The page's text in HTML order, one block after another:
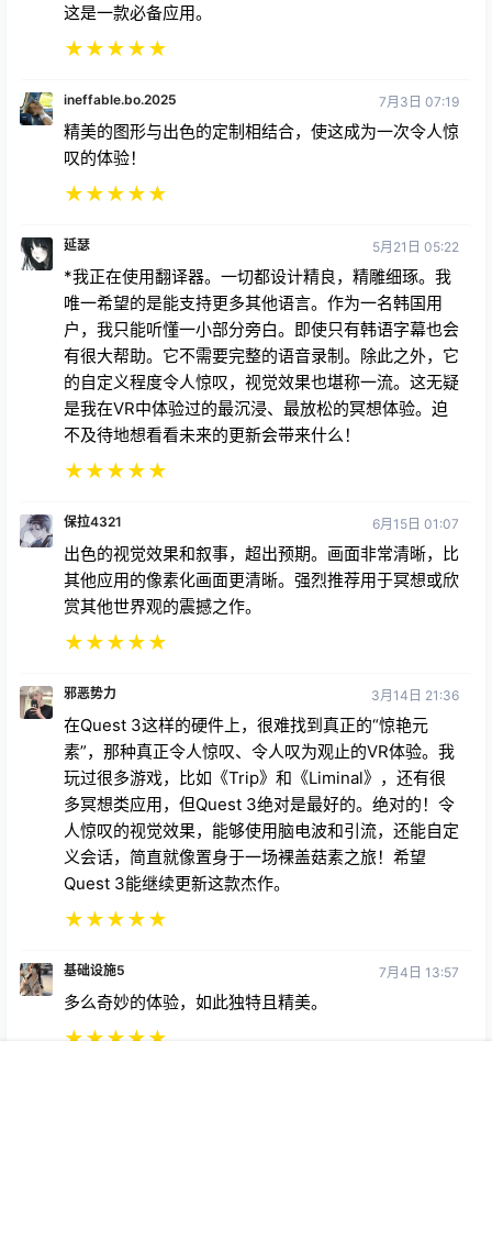
这是一款必备应用。
★★★★★
ineffable.bo.2025 7月3日 07:19
精美的图形与出色的定制相结合，使这成为一次令人惊
叹的体验！
★★★★★
延瑟 5月21日 05:22
*我正在使用翻译器。一切都设计精良，精雕细琢。我
唯一希望的是能支持更多其他语言。作为一名韩国用
户，我只能听懂一小部分旁白。即使只有韩语字幕也会
有很大帮助。它不需要完整的语音录制。除此之外，它
的自定义程度令人惊叹，视觉效果也堪称一流。这无疑
是我在VR中体验过的最沉浸、最放松的冥想体验。迫
不及待地想看看未来的更新会带来什么！
★★★★★
保拉4321 6月15日 01:07
出色的视觉效果和叙事，超出预期。画面非常清晰，比
其他应用的像素化画面更清晰。强烈推荐用于冥想或欣
赏其他世界观的震撼之作。
★★★★★
邪恶势力 3月14日 21:36
在Quest 3这样的硬件上，很难找到真正的“惊艳元
素”，那种真正令人惊叹、令人叹为观止的VR体验。我
玩过很多游戏，比如《Trip》和《Liminal》，还有很
多冥想类应用，但Quest 3绝对是最好的。绝对的！令
人惊叹的视觉效果，能够使用脑电波和引流，还能自定
义会话，简直就像置身于一场裸盖菇素之旅！希望
Quest 3能继续更新这款杰作。
★★★★★
基础设施5 7月4日 13:57
多么奇妙的体验，如此独特且精美。
★★★★★